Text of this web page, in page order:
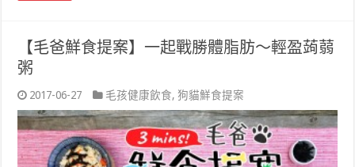
【毛爸鮮食提案】一起戰勝體脂肪～輕盈蒟蒻
粥
2017-06-27 毛孩健康飲食,狗貓鮮食提案